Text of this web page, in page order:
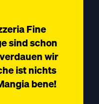
Fine
sind schon
wir
ist nichts
bene!